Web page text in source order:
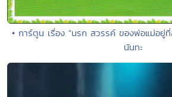
• การ์ตูน เรื่อง "นรก สวรรค์ ของพ่อแม่อ
นันทะ